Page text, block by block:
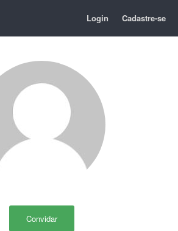
Login Cadastre-se
Convidar